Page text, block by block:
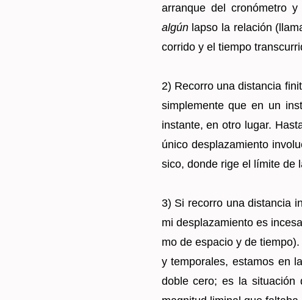
arran­que del cro­nó­me­tro
algúnlapso la re­la­ción
co­rri­do y el tiem­po
2) Re­co­rro una dis­tan­cia
sim­ple­men­te que en un
ins­tan­te, en otro lugar.
único des­pla­za­mien­to
si­co, donde rige el lí­mi­te de
3) Si re­co­rro una dis­tan­cia
mi des­pla­za­mien­to es
mo de es­pa­cio y de
y tem­po­ra­les, es­ta­mos en
doble cero; es la si­tua­ción